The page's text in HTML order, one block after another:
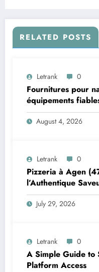
RELATED POSTS
Letrank 0
Fournitures pour
équipements
maritime
August 4, 2026
Letrank 0
Pizzeria à Agen
l’Authentique
Trattoria Pasta
July 29, 2026
Letrank 0
A Simple Guide to
Platform Access